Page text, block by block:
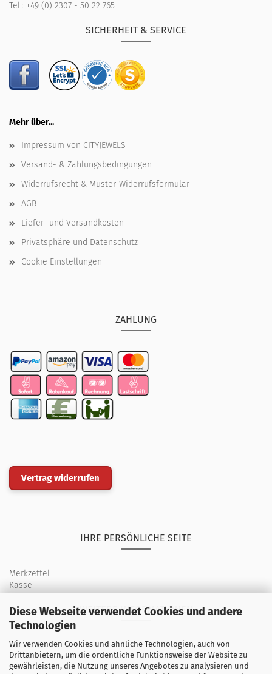
Diese Webseite verwendet Cookies und andere
Technologien
Wir verwenden Cookies und ähnliche Technologien, auch von
Drittanbietern, um die ordentliche Funktionsweise der Website zu
gewährleisten, die Nutzung unseres Angebotes zu analysieren und
Tel.: +49 (0) 2307 - 50 22 765
SICHERHEIT & SERVICE
Mehr über...
Impressum von CITYJEWELS
Versand- & Zahlungsbedingungen
Widerrufsrecht & Muster-Widerrufsformular
AGB
Liefer- und Versandkosten
Privatsphäre und Datenschutz
Cookie Einstellungen
ZAHLUNG
Vertrag widerrufen
IHRE PERSÖNLICHE SEITE
Merkzettel
Kasse
WEITERE INFORMATIONEN
Über uns
Öffnungszeiten